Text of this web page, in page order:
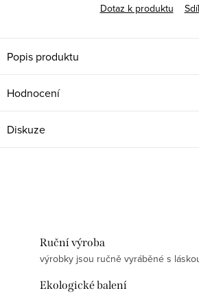
Dotaz k produktu
Popis produktu
Hodnocení
Diskuze
Ruční výroba
výrobky jsou ručně vyráběné s
Ekologické balení